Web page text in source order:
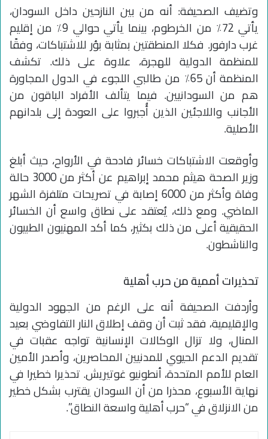
وتضيف الصحيفة: أنه من بين النازحين داخل السودان،
يأتي 72٪ من الخرطوم، بينما يأتي حوالي 9٪ من إقليم
غرب دارفور. فكلا المنطقتين بمثابة بؤر للاشتباكات، وفقًا
للمنظمة الدولية للهجرة، علاوة على ذلك. تكشف
المنظمة أن 65٪ من طالبي اللجوء في الدول المجاورة
هم من السودانيين. فيما يتألف الأفراد الباقون من
الأجانب واللاجئين الذين أُجبروا على العودة إلى بلدانهم
الأصلية.
وأوقعت الاشتباكات خسائر فادحة في الأرواح، حيث أبلغ
وزير الصحة هيثم محمد إبراهيم عن أكثر من 3000 حالة
وفاة وأكثر من 6000 إصابة في تصريحات متلفزة الشهر
الماضي. ومع ذلك، يُعتقد على نطاق واسع أن الخسائر
الحقيقية أعلى من ذلك بكثير، كما أكد المهنيون الطبيون
والناشطون.
تحذيرات أممية من حرب أهلية
وأردفت الصحيفة أنه على الرغم من الجهود الدولية
والإقليمية، فقد ثبت أن وقف إطلاق النار التفاوضي بعيد
المنال، ولا تزال الوكالات الإنسانية تواجه عقبات في
تقديم الدعم الحيوي للمدنيين المحاصرين، وأصدر الأمين
العام للأمم المتحدة، أنطونيو غوتيريش. تحذيرا خطيرا في
نهاية الأسبوع، محذرا من أن السودان يقترب بشكل خطير
من الانزلاق في “حرب أهلية واسعة النطاق”.